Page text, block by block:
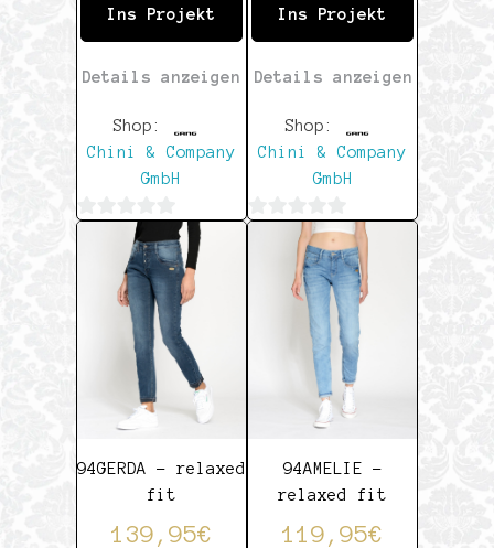
Ins Projekt
Details anzeigen
Shop:
Chini & Company
GmbH
0
Ins Projekt
Details anzeigen
Shop:
Chini & Company
GmbH
94GERDA – relaxed
fit
139,95€
94AMELIE –
relaxed fit
119,95€